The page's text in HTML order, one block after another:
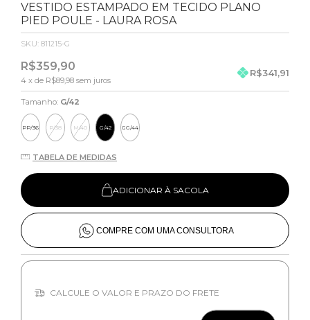
VESTIDO ESTAMPADO EM TECIDO PLANO
PIED POULE - LAURA ROSA
SKU: 811215-G
R$359,90
4 x de R$89,98 sem juros
R$341,91
Tamanho: G/42
PP/36 P/38 M/40 G/42 GG/44
TABELA DE MEDIDAS
ADICIONAR À SACOLA
COMPRE COM UMA CONSULTORA
CALCULE O VALOR E PRAZO DO FRETE